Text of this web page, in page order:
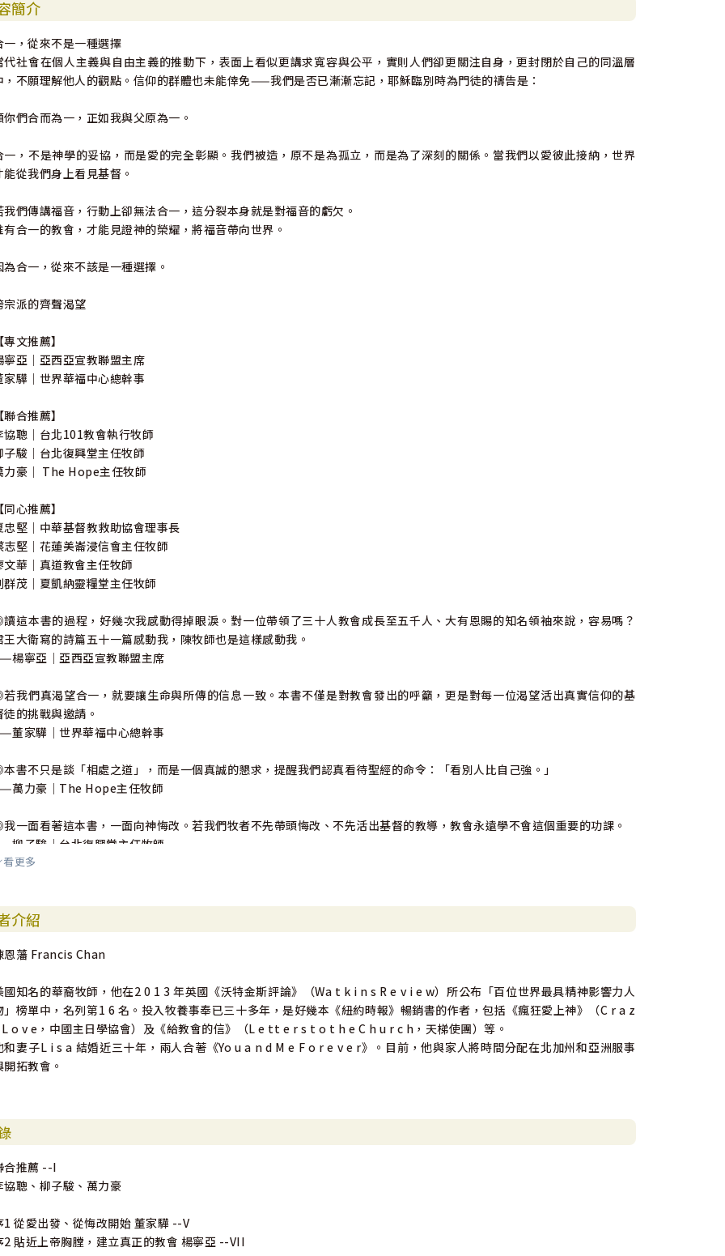
簡介
一，從來不是一種選擇
代社會在個人主義與自由主義的推動下，表面上看似更講求寬容與公平，實則人們卻更關注自身，更封閉於自己的同溫層
，不願理解他人的觀點。信仰的群體也未能倖免——我們是否已漸漸忘記，耶穌臨別時為門徒的禱告是：
你們合而為一，正如我與父原為一。
一，不是神學的妥協，而是愛的完全彰顯。我們被造，原不是為孤立，而是為了深刻的關係。當我們以愛彼此接納，世界
能從我們身上看見基督。
我們傳講福音，行動上卻無法合一，這分裂本身就是對福音的虧欠。
有合一的教會，才能見證神的榮耀，將福音帶向世界。
為合一，從來不該是一種選擇。
宗派的齊聲渴望
專文推薦】
寧亞｜亞西亞宣教聯盟主席
家驊｜世界華福中心總幹事
聯合推薦】
協聰｜台北101教會執行牧師
子駿｜台北復興堂主任牧師
力豪｜ The Hope主任牧師
同心推薦】
忠堅｜中華基督教救助協會理事長
志堅｜花蓮美崙浸信會主任牧師
文華｜真道教會主任牧師
群茂｜夏凱納靈糧堂主任牧師
這本書的過程，好幾次我感動得掉眼淚。對一位帶領了三十人教會成長至五千人、大有恩賜的知名領袖來說，容易嗎？
王大衛寫的詩篇五十一篇感動我，陳牧師也是這樣感動我。
楊寧亞｜亞西亞宣教聯盟主席
我們真渴望合一，就要讓生命與所傳的信息一致。本書不僅是對教會發出的呼籲，更是對每一位渴望活出真實信仰的基
徒的挑戰與邀請。
董家驊｜世界華福中心總幹事
書不只是談「相處之道」，而是一個真誠的懇求，提醒我們認真看待聖經的命令：「看別人比自己強。」
萬力豪｜The Hope主任牧師
一面看著這本書，一面向神悔改。若我們牧者不先帶頭悔改、不先活出基督的教導，教會永遠學不會這個重要的功課。
柳子駿｜台北復興堂主任牧師
果這是你——
什麼明明信同一位主，卻總是聽見彼此論斷攻擊？
道合一的重要，但面對衝突就不知道該怎麼做？
書讓我們看見——
一所要求的謙卑，唯靠聖靈才有可能
會的能力和見證，從我們的合一而來
一需要付出代價，但也會帶來祝福
看更多
介紹
恩藩 Francis Chan
國知名的華裔牧師，他在2 0 1 3 年英國《沃特金斯評論》（Wa t k i n s R e v i e w）所公布「百位世界最具精神影響力人
」榜單中，名列第1 6 名。投入牧養事奉已三十多年，是好幾本《紐約時報》暢銷書的作者，包括《瘋狂愛上神》（C r a z
o v e，中國主日學協會）及《給教會的信》（L e tt e r s t o t h e C h u r c h，天梯使團）等。
和妻子L i s a 結婚近三十年，兩人合著《Yo u a n d M e F o r e v e r》。目前，他與家人將時間分配在北加州和亞洲服事
開拓教會。
合推薦 --I
協聰、柳子駿、萬力豪
1 從愛出發、從悔改開始 董家驊 --V
2 貼近上帝胸膛，建立真正的教會 楊寧亞 --VII